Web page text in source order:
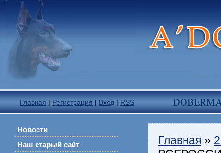
Главная | Регистрация | Вход | RSS
Новости
Наш старый сайт
Главная »